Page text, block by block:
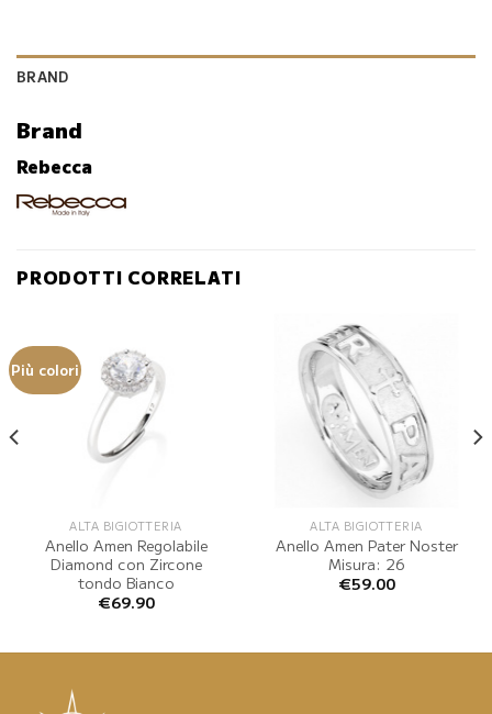
BRAND
Brand
Rebecca
PRODOTTI CORRELATI
Più colori
ALTA BIGIOTTERIA
Anello Amen Regolabile
Diamond con Zircone
tondo Bianco
€69.90
ALTA BIGIOTTERIA
Anello Amen Pater Noster
Misura: 26
€59.00